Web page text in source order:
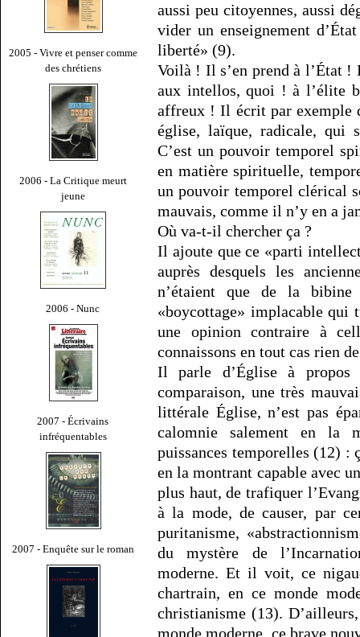
2005 - Vivre et penser comme
des chrétiens
2006 - La Critique meurt
jeune
2006 - Nunc
2007 - Écrivains
infréquentables
2007 - Enquête sur le roman
aussi peu citoyennes, aussi
vider un enseignement
liberté» (9).
Voilà ! Il s’en prend à l’État
aux intellos, quoi ! à l’élite
affreux ! Il écrit par exemple
église, laïque, radicale, qui
C’est un pouvoir temporel
en matière spirituelle,
un pouvoir temporel clérical
mauvais, comme il n’y en a
Où va-t-il chercher ça ?
Il ajoute que ce «parti
auprès desquels les
n’étaient que de la
«boycottage» implacable qui
une opinion contraire à
connaissons en tout cas rien
Il parle d’Église à
comparaison, une très
littérale Église, n’est pas
calomnie salement en la
puissances temporelles (12) :
en la montrant capable avec
plus haut, de trafiquer
à la mode, de causer, par
puritanisme,
du mystère de
moderne. Et il voit, ce
chartrain, en ce monde
christianisme (13).
monde moderne, ce brave